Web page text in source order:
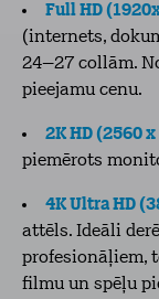
Full HD
(internets,
24–27 collām.
pieejamu cenu.
2K HD (2560
piemērots
4K Ultra HD
attēls. Ideāli
profesionāļiem,
filmu un spēļu